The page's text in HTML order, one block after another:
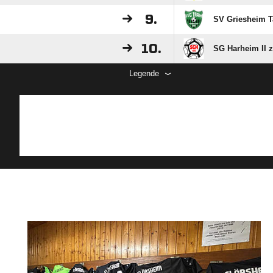
9. SV Griesheim
10. SG Harheim II
Legende